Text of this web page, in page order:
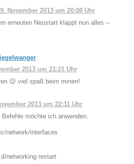
November 2013 um 20:08 Uhr
erneuten Neustart klappt nun alles –
2013 um 21:21 Uhr
😉 viel spaß beim minen!
2013 um 22:11 Uhr
möchte ich anwenden.
network/interfaces
networking restart